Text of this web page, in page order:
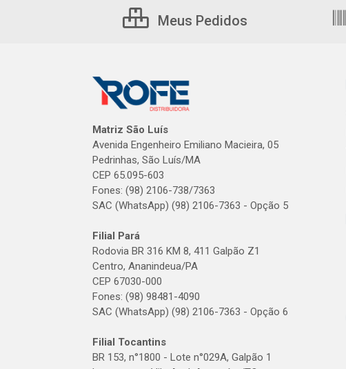
Meus Pedidos
Matriz São Luís
Avenida Engenheiro Emiliano Macieira, 05
Pedrinhas, São Luís/MA
CEP 65.095-603
Fones: (98) 2106-738/7363
SAC (WhatsApp) (98) 2106-7363 - Opção 5
Filial Pará
Rodovia BR 316 KM 8, 411 Galpão Z1
Centro, Ananindeua/PA
CEP 67030-000
Fones: (98) 98481-4090
SAC (WhatsApp) (98) 2106-7363 - Opção 6
Filial Tocantins
BR 153, n°1800 - Lote n°029A, Galpão 1